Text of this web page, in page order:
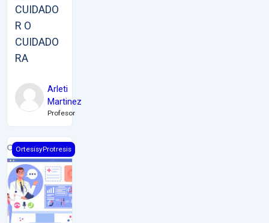
CUIDADO
R O
CUIDADO
RA
Arleti
Martinez
Profesor
Tele-Fisiatria
OrtesisyProtresis